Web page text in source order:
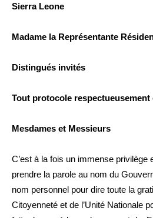
Sierra Leone
Madame la Représentante
Distingués invités
Tout protocole respectueusement
Mesdames et Messieurs
C’est à la fois un immense privilège
prendre la parole au nom du
nom personnel pour dire toute la
Citoyenneté et de l’Unité Nationale